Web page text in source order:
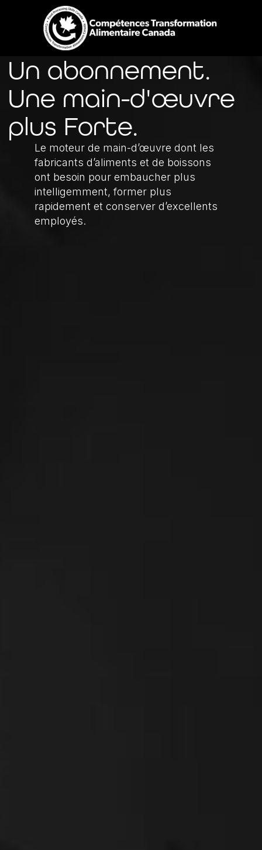
Un abonnement.
Une main-d'œuvre
plus Forte.
Le moteur de main-d’œuvre dont les
fabricants d’aliments et de boissons
ont besoin pour embaucher plus
intelligemment, former plus
rapidement et conserver d’excellents
employés.